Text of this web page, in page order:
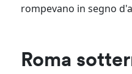
rompevano in segno
Roma